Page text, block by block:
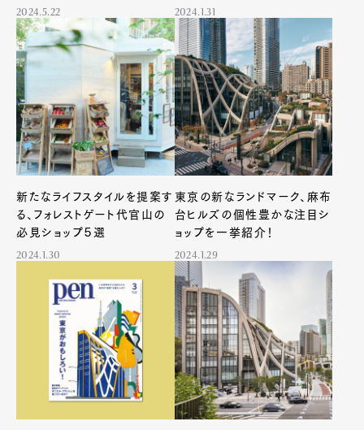
Art&DesignWatch
Fashion
Gourmet
Cars
Product CultureLifestyle
#20】
2024.5.22 2024.1.31
新たなライフスタイルを提案す
る、フォレストゲート代官山の
必見ショップ５選
2024.1.30
東京の新なランドマーク、麻布
台ヒルズの個性豊かな注目シ
ョップを一挙紹介！
2024.1.29